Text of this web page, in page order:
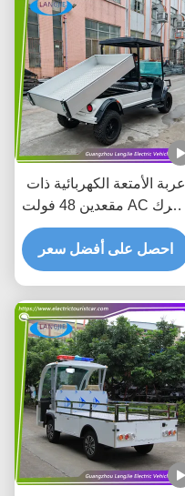
عربة الأمتعة الكهربائية ذات
مقعدين 48 فولت AC محرك
تعمل بالبطارية تعمل
بالبطارية
احصل على أفضل سعر